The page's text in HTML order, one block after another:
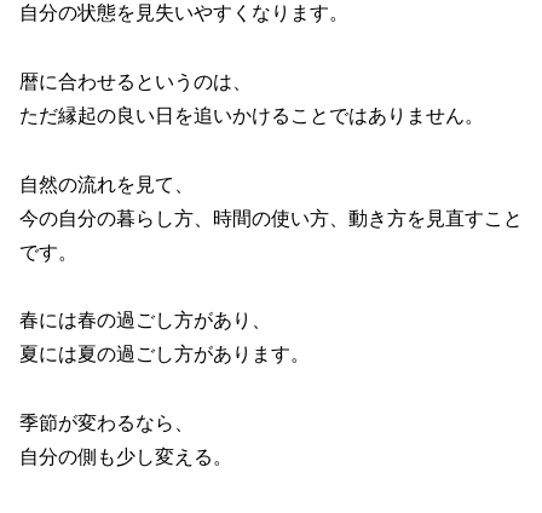
自分の状態を見失いやすくなります。
暦に合わせるというのは、
ただ縁起の良い日を追いかけることではありません。
自然の流れを見て、
今の自分の暮らし方、時間の使い方、動き方を見直すこと
です。
春には春の過ごし方があり、
夏には夏の過ごし方があります。
季節が変わるなら、
自分の側も少し変える。